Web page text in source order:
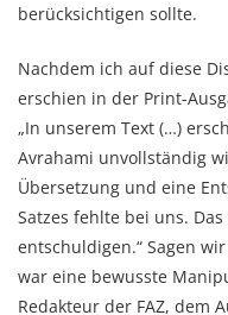
berücksichtigen sollte.
Nachdem ich auf diese
erschien in der Print-
„In unserem Text (…)
Avrahami unvollständig
Übersetzung und eine
Satzes fehlte bei uns.
entschuldigen.“ Sagen
war eine bewusste
Redakteur der FAZ, dem